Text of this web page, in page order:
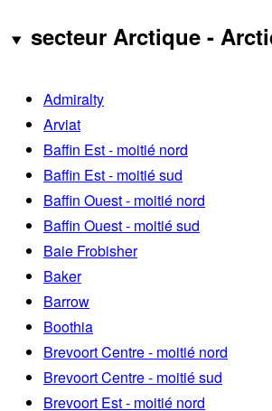
secteur Arctique -
Admiralty
Arviat
Baffin Est - moitié nord
Baffin Est - moitié sud
Baffin Ouest - moitié nord
Baffin Ouest - moitié sud
Baie Frobisher
Baker
Barrow
Boothia
Brevoort Centre - moitié nord
Brevoort Centre - moitié sud
Brevoort Est - moitié nord